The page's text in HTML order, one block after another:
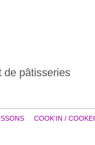
de pâtisseries
COOK'IN /